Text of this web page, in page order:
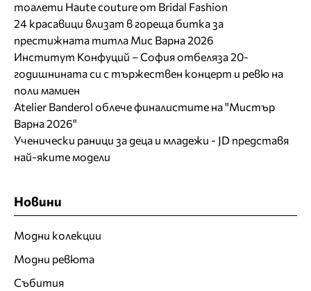
тоалети Haute couture от Bridal Fashion
24 красавици влизат в гореща битка за
престижната титла Мис Варна 2026
Институт Конфуций – София отбеляза 20-
годишнината си с тържествен концерт и ревю на
поли мамиен
Atelier Banderol облече финалистите на "Мистър
Варна 2026"
Ученически раници за деца и младежи - JD представя
най-яките модели
Новини
Модни колекции
Модни ревюта
Събития